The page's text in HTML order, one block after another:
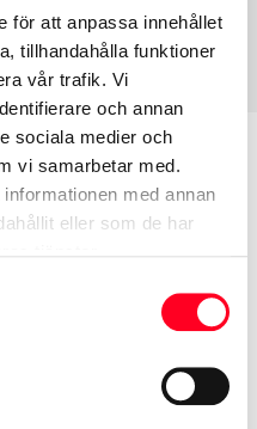
för att anpassa innehållet
tillhandahålla funktioner
vår trafik. Vi
och annan
sociala medier och
vi samarbetar med.
med annan
eller som de har
bil?
att se om den fälg
under årens lopp och
som bilen hade ut från